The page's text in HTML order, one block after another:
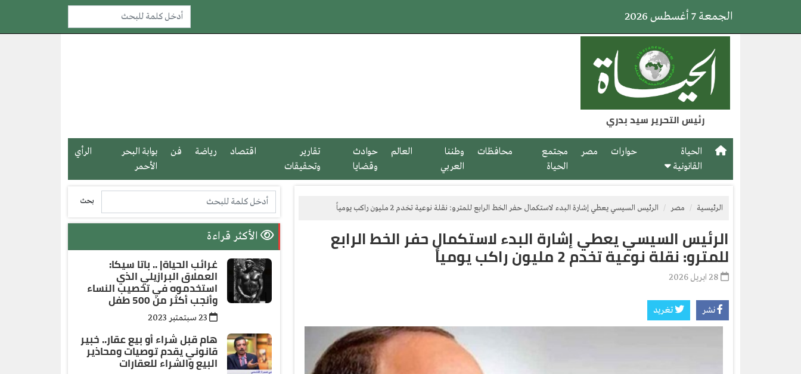
الجمعة 7 أغسطس 2026
رئيس التحرير سيد بدري
الحياة
القانونية
حوارات مصر
مجتمع
الحياة
محافظات
وطننا
العربي
العالم
حوادث
وقضايا
تقارير
وتحقيقات
اقتصاد رياضة فن
بوابة البحر
الأحمر
الرأي
الرئيسية مصر الرئيس السيسي يعطي إشارة البدء لاستكمال حفر الخط الرابع للمترو: نقلة نوعية تخدم 2 مليون راكب يومياً
الرئيس السيسي يعطي إشارة البدء لاستكمال حفر الخط الرابع
للمترو: نقلة نوعية تخدم 2 مليون راكب يومياً
نشر
تغريد
بحث
الأكثر قراءة
غرائب الحياة| .. باتا سيكا:
العملاق البرازيلي الذي
استخدموه في تخصيب النساء
وأنجب أكثر من 500 طفل
هام قبل شراء أو بيع عقار.. خبير
قانوني يقدم توصيات ومحاذير
البيع والشراء للعقارات